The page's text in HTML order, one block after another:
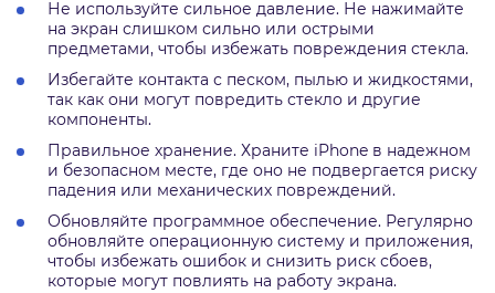
Не используйте сильное давление. Не нажимайте
на экран слишком сильно или острыми
предметами, чтобы избежать повреждения стекла.
Избегайте контакта с песком, пылью и жидкостями,
так как они могут повредить стекло и другие
компоненты.
Правильное хранение. Храните iPhone в надежном
и безопасном месте, где оно не подвергается риску
падения или механических повреждений.
Обновляйте программное обеспечение. Регулярно
обновляйте операционную систему и приложения,
чтобы избежать ошибок и снизить риск сбоев,
которые могут повлиять на работу экрана.